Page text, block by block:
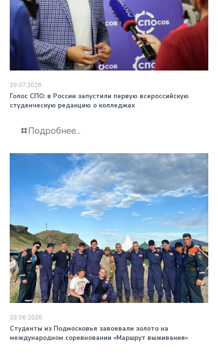
29.07.2026
️Голос СПО: в России запустили первую всероссийскую
студенческую редакцию о колледжах
Подробнее...
03.06.2026
️Студенты из Подмосковья завоевали золото на
международном соревновании «Маршрут выживания»